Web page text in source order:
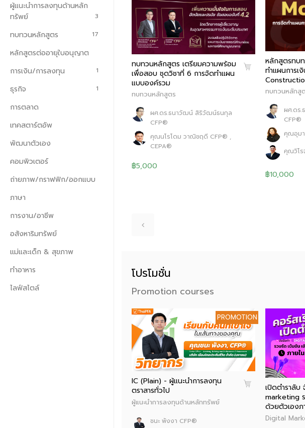
ะลุยโจทย์ E-learning
CFP®
คุณกิติชาญ ศิริสุขอาชา CFP®
คุณทวีวัฒน์ กีรติวานิชย์
คุณอลงกรณ์ สวัสดิภาพ
8,000 ฿4,000
ทบทวนหลักสูตร เตรียมความพร้อม
เพื่อสอบ ชุดวิชาที่ 6 การจัดทำแผน
แบบองค์รวม
ทบทวนหลักสูตร
ผศ.ดร.ธนาวัฒน์ สิริวัฒน์ธนกุล
CFP®
คุณนโรโดม วาณิชฤดี CFP® ,
CEPA®
฿5,000
หลักสูตรทบ
ทำแผนการเ
ทบทวนหลักสู
ผศ.ดร
CFP®
คุณอุม
คุณวิโ
฿10,000
โปรโมชั่น
Promotion courses
PROMOTION
IC (Plain) - ผู้แนะนำการลงทุน
ตราสารทั่วไป
ผู้แนะนำการลงทุนด้านหลักทรัพย์
ชนะ พังงา CFP®
เปิดตำราลับ
marketing
ด้วยตัวเอง
Digital
ผู้แนะนำการลงทุนด้านหลัก
ทรัพย์
3
ทบทวนหลักสูตร 17
หลักสูตรต่ออายุใบอนุญาต
การเงิน/การลงทุน
1
ธุรกิจ 1
การตลาด
เทคสตาร์ตอัพ
พัฒนาตัวเอง
คอมพิวเตอร์
ถ่ายภาพ/กราฟฟิก/ออกแบบ
ภาษา
การงาน/อาชีพ
อสังหาริมทรัพย์
แม่และเด็ก & สุขภาพ
ทำอาหาร
ไลฟ์สไตล์